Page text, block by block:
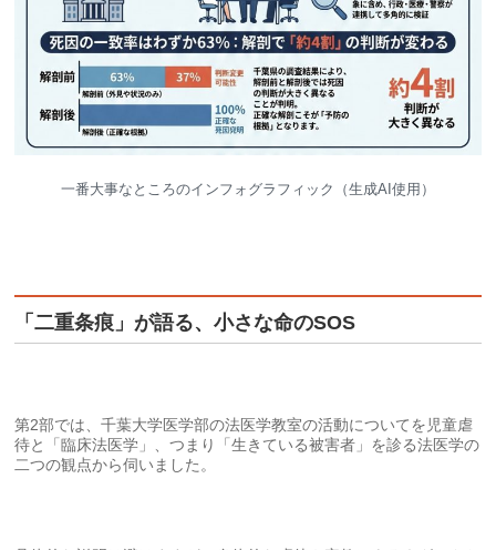
一番大事なところのインフォグラフィック（生成AI使用）
「二重条痕」が語る、小さな命のSOS
第2部では、千葉大学医学部の法医学教室の活動についてを児童虐
待と「臨床法医学」、つまり「生きている被害者」を診る法医学の
二つの観点から伺いました。